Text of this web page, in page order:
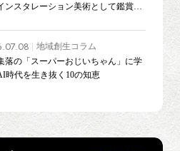
ンスタレーション美術として鑑賞し
地域創生コラム
落の「スーパーおじいちゃん」に学
時代を生き抜く10の知恵